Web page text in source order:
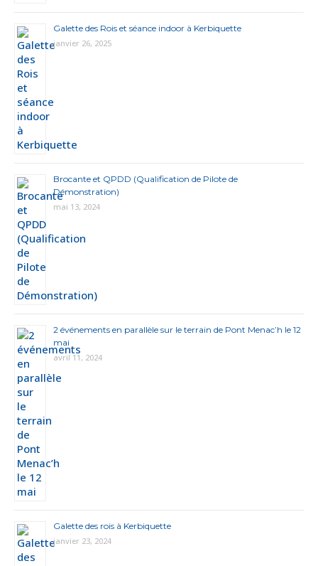
Galette des Rois et séance indoor à Kerbiquette
janvier 26, 2025
Brocante et QPDD (Qualification de Pilote de
Démonstration)
mai 13, 2024
2 événements en parallèle sur le terrain de Pont Menac’h le 12
mai
avril 11, 2024
Galette des rois à Kerbiquette
janvier 23, 2024